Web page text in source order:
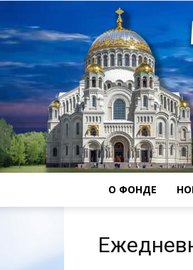
О ФОНДЕ